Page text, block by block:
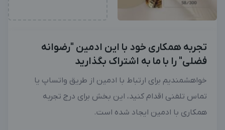
تجربه همکاری خود با این ادمین "رضوانه
فضلی" را با ما به اشتراک بگذارید
خواهشمندیم برای ارتباط با ادمین از طریق واتساپ یا
تماس تلفنی اقدام کنید، این بخش برای درج تجربه
همکاری با ادمین ایجاد شده است.